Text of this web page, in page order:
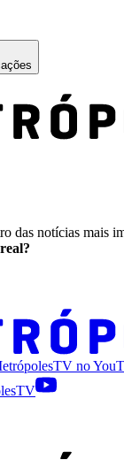
das notícias mais
no